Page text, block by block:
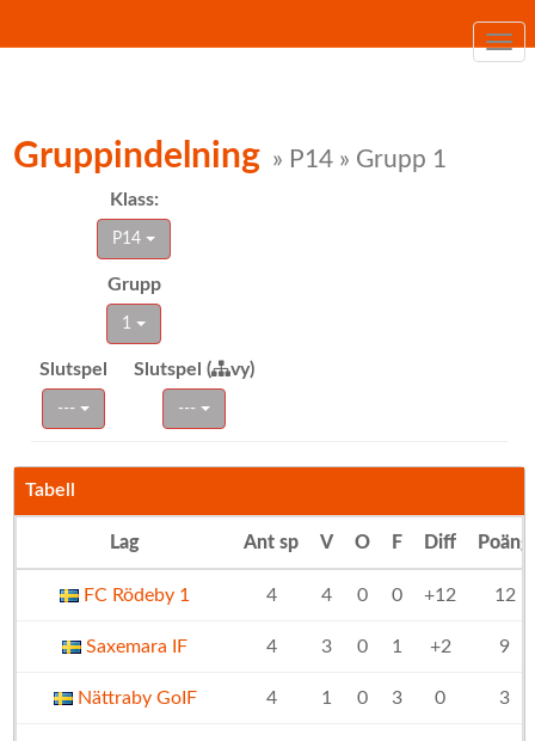
Gruppindelning » P14 » Grupp 1
Klass:
P14
Grupp
1
Slutspel Slutspel ( vy)
--- ---
Tabell
Lag Ant sp V O F Diff Poäng
FC Rödeby 1 4 4 0 0 +12 12
Saxemara IF 4 3 0 1 +2 9
Nättraby GoIF 4 1 0 3 0 3